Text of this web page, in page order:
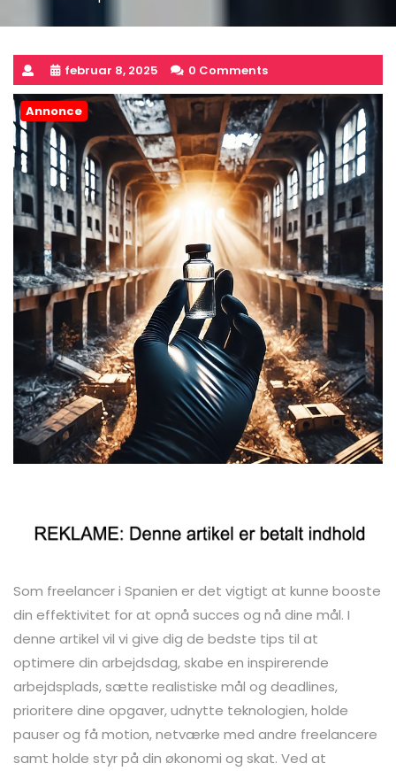
februar 8, 2025 0 Comments
Annonce
Som freelancer i Spanien er det vigtigt at kunne booste
din effektivitet for at opnå succes og nå dine mål. I
denne artikel vil vi give dig de bedste tips til at
optimere din arbejdsdag, skabe en inspirerende
arbejdsplads, sætte realistiske mål og deadlines,
prioritere dine opgaver, udnytte teknologien, holde
pauser og få motion, netværke med andre freelancere
samt holde styr på din økonomi og skat. Ved at